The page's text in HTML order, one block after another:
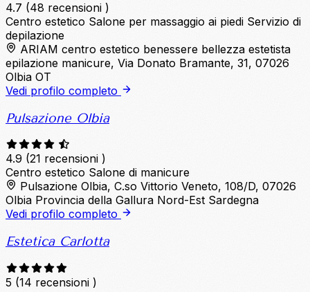
4.7 (48 recensioni )
Centro estetico Salone per massaggio ai piedi Servizio di
depilazione
ARIAM centro estetico benessere bellezza estetista
epilazione manicure, Via Donato Bramante, 31, 07026
Olbia OT
Vedi profilo completo
Pulsazione Olbia
4.9 (21 recensioni )
Centro estetico Salone di manicure
Pulsazione Olbia, C.so Vittorio Veneto, 108/D, 07026
Olbia Provincia della Gallura Nord-Est Sardegna
Vedi profilo completo
Estetica Carlotta
5 (14 recensioni )